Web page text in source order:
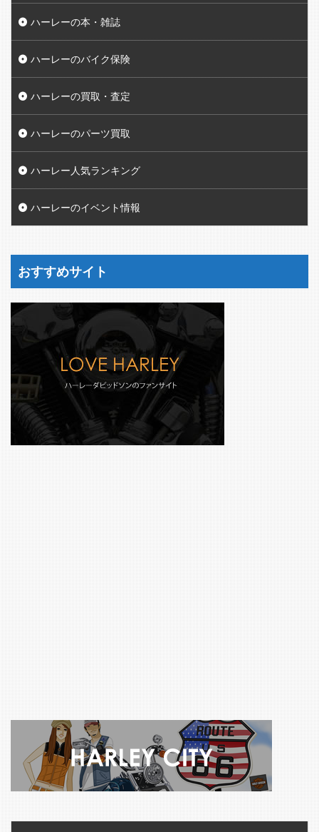
ハーレーの本・雑誌
ハーレーのバイク保険
ハーレーの買取・査定
ハーレーのパーツ買取
ハーレー人気ランキング
ハーレーのイベント情報
おすすめサイト